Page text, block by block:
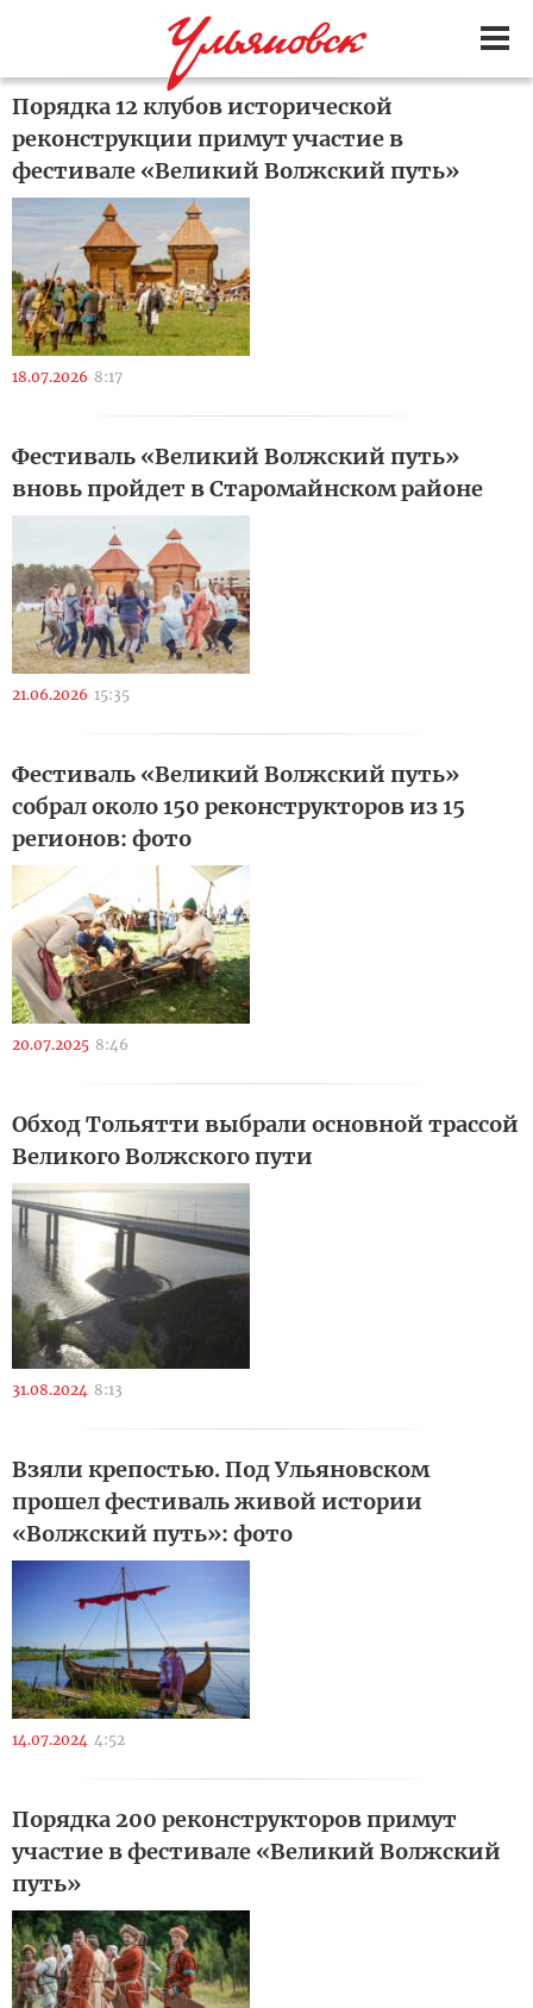
Порядка 12 клубов исторической
реконструкции примут участие в
фестивале «Великий Волжский путь»
18.07.2026 8:17
Фестиваль «Великий Волжский путь»
вновь пройдет в Старомайнском районе
21.06.2026 15:35
Фестиваль «Великий Волжский путь»
собрал около 150 реконструкторов из 15
регионов: фото
20.07.2025 8:46
Обход Тольятти выбрали основной трассой
Великого Волжского пути
31.08.2024 8:13
Взяли крепостью. Под Ульяновском
прошел фестиваль живой истории
«Волжский путь»: фото
14.07.2024 4:52
Порядка 200 реконструкторов примут
участие в фестивале «Великий Волжский
путь»